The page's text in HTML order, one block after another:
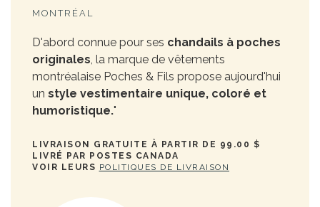
MONTRÉAL
D'abord connue pour ses chandails à poches
originales , la marque de vêtements
montréalaise Poches & Fils propose aujourd'hui
un style vestimentaire unique, coloré et
humoristique."
LIVRAISON GRATUITE À PARTIR DE 99.00 $
LIVRÉ PAR POSTES CANADA
VOIR LEURS POLITIQUES DE LIVRAISON